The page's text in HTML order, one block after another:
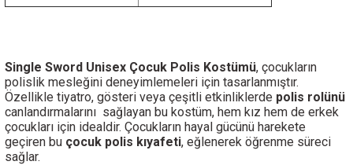
Single Sword Unisex Çocuk Polis Kostümü, çocukların
polislik mesleğini deneyimlemeleri için tasarlanmıştır.
Özellikle tiyatro, gösteri veya çeşitli etkinliklerde polis rolünü
canlandırmalarını sağlayan bu kostüm, hem kız hem de erkek
çocukları için idealdir. Çocukların hayal gücünü harekete
geçiren bu çocuk polis kıyafeti, eğlenerek öğrenme süreci
sağlar.